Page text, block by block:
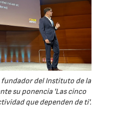
fundador del Instituto de la
su ponencia 'Las cinco
que dependen de ti'.